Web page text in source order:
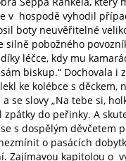
v hospodě vyhodil
boty neuvěřitelné
silně pobožného
léčce, kdy mu
biskup.“ Dochovala i
ke kolébce s děckem,
se slovy „Na tebe si,
zpátky do peřinky. A
s dospělým děvčetem
o pasácích
Zajímavou kapitolou o